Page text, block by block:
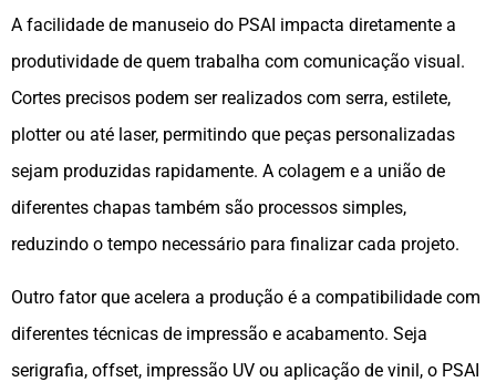
A facilidade de manuseio do PSAI impacta diretamente a
produtividade de quem trabalha com comunicação visual.
Cortes precisos podem ser realizados com serra, estilete,
plotter ou até laser, permitindo que peças personalizadas
sejam produzidas rapidamente. A colagem e a união de
diferentes chapas também são processos simples,
reduzindo o tempo necessário para finalizar cada projeto.
Outro fator que acelera a produção é a compatibilidade com
diferentes técnicas de impressão e acabamento. Seja
serigrafia, offset, impressão UV ou aplicação de vinil, o PSAI